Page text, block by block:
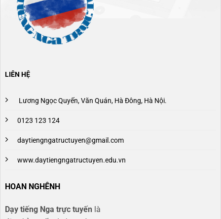
LIÊN HỆ
Lương Ngọc Quyến, Văn Quán, Hà Đông, Hà Nội.
0123 123 124
daytiengngatructuyen@gmail.com
www.daytiengngatructuyen.edu.vn
HOAN NGHÊNH
Dạy tiếng Nga trực tuyến là